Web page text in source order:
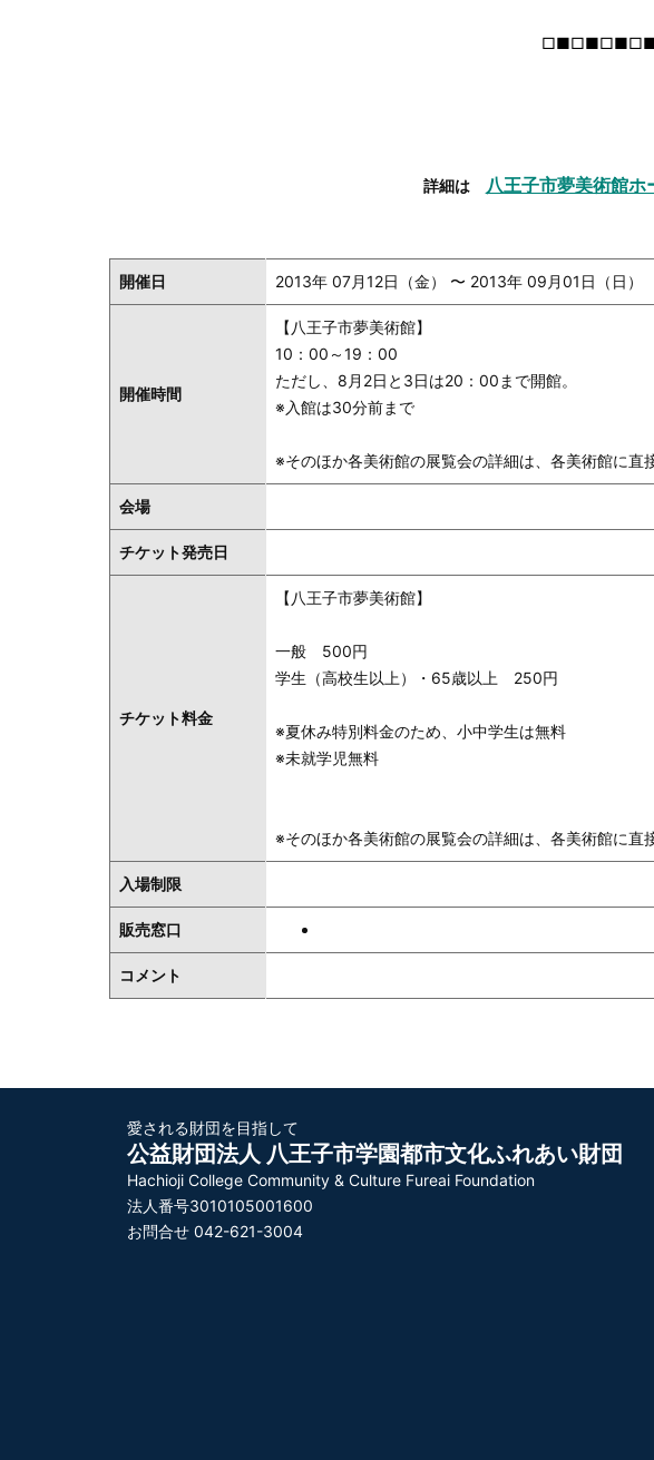
詳細は 八王子市夢美術館ホ
開催日 2013年 07月12日（金） 〜 2013年 09月01日（日）
開催時間
【八王子市夢美術館】
10：00～19：00
ただし、8月2日と3日は20：00まで開館。
※入館は30分前まで
※そのほか各美術館の展覧会の詳細は、各美術館に直
会場
チケット発売日
チケット料金
【八王子市夢美術館】
一般 500円
学生（高校生以上）・65歳以上 250円
※夏休み特別料金のため、小中学生は無料
※未就学児無料
※そのほか各美術館の展覧会の詳細は、各美術館に直
入場制限
販売窓口
コメント
愛される財団を目指して
公益財団法人 八王子市学園都市文化ふれあい財団
Hachioji College Community & Culture Fureai Foundation
法人番号3010105001600
お問合せ 042-621-3004